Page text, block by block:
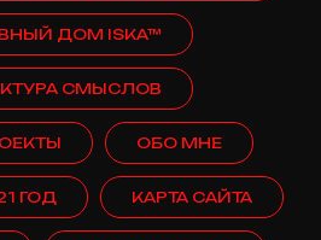
ДОМ ISKA™
СМЫСЛОВ
ОБО МНЕ
ГОД КАРТА САЙТА